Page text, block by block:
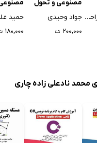
عرفان یحیی پوراحمدی
مصنوعی و تحول
دیجیتال
جواد وحیدی
۲۰۰,۰۰۰ ت
حمید
۱۸۰,۰۰۰ ت
محمد نادعلی زاده چاری